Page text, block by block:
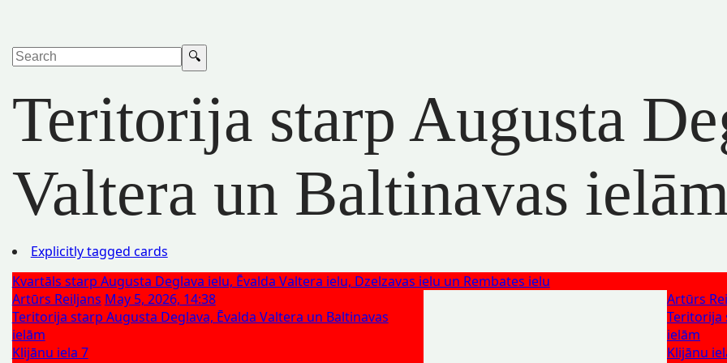
Teritorija starp Augusta
Valtera un Baltinavas
Explicitly tagged cards
Kvartāls starp Augusta Deglava ielu, Ēvalda Valtera ielu, Dzelzavas ielu un Rembates ielu
Artūrs Reiljans May 5, 2026, 14:38
Teritorija starp Augusta Deglava, Ēvalda Valtera un Baltinavas
ielām
Klijānu iela 7
Artūrs
Teritorija
ielām
Klijānu